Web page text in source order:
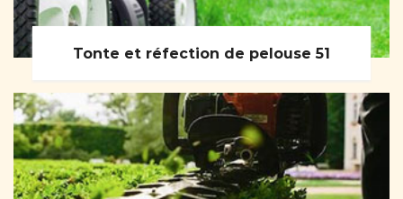
Tonte et réfection de pelouse 51